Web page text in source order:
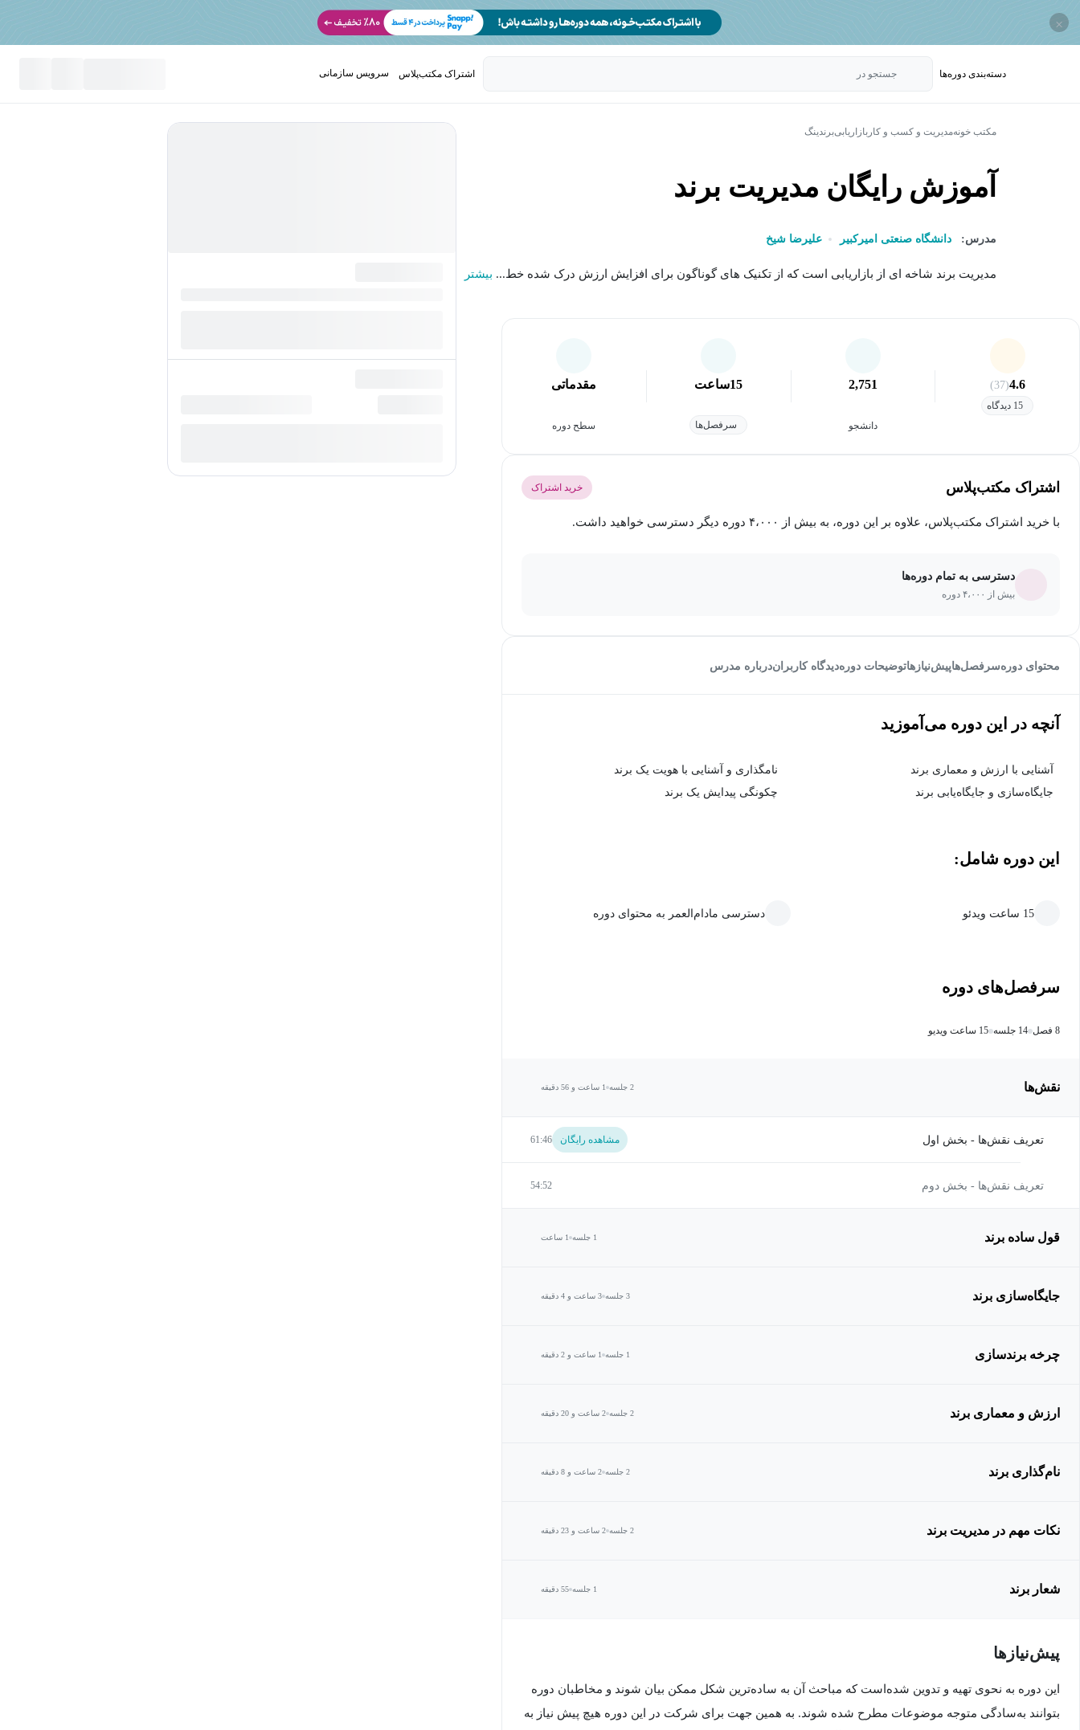
×
دسته‌بندی‌ دوره‌ها جستجو در اشتراک مکتب‌پلاس سرویس سازمانی
مکتب خونهمدیریت و کسب و کار بازاریابیبرندینگ
آموزش رایگان مدیریت برند
مدرس: دانشگاه صنعتی امیرکبیر علیرضا شیخ
مدیریت برند شاخه ای از بازاریابی است که از تکنیک های گوناگون برای افزایش ارزش درک شده خط... بیشتر
4.6
(37)
15 دیدگاه
2,751
دانشجو
15ساعت
سرفصل‌ها
مقدماتی
سطح دوره
اشتراک مکتب‌پلاس خرید اشتراک
با خرید اشتراک مکتب‌پلاس، علاوه بر این دوره، به بیش از ۴،۰۰۰ دوره دیگر دسترسی خواهید داشت.
دسترسی به تمام دوره‌ها
بیش از ۴،۰۰۰ دوره
محتوای دورهسرفصل‌هاپیش‌نیاز‌هاتوضیحات دورهدیدگاه کاربراندرباره مدرس
آنچه در این دوره می‌آموزید
آشنایی با ارزش و معماری برند
نامگذاری و آشنایی با هویت یک برند
جایگاه‌سازی و جایگاه‌یابی برند
چکونگی پیدایش یک برند
این دوره شامل:
15 ساعت ویدئو دسترسی مادام‌العمر به محتوای دوره
سرفصل‌های دوره
8 فصل 14 جلسه 15 ساعت ویدیو
نقش‌ها 2 جلسه 1 ساعت و 56 دقیقه
تعریف نقش‌ها - بخش اول مشاهده رایگان 61:46
تعریف نقش‌ها - بخش دوم 54:52
قول ساده برند 1 جلسه 1 ساعت
جایگاه‌سازی برند 3 جلسه 3 ساعت و 4 دقیقه
چرخه برندسازی 1 جلسه 1 ساعت و 2 دقیقه
ارزش و معماری برند 2 جلسه 2 ساعت و 20 دقیقه
نام‌گذاری برند 2 جلسه 2 ساعت و 8 دقیقه
نکات مهم در مدیریت برند 2 جلسه 2 ساعت و 23 دقیقه
شعار برند 1 جلسه 55 دقیقه
پیش‌نیاز‌ها
این دوره به نحوی تهیه و تدوین شده‌است که مباحث آن به ساده‌ترین شکل ممکن بیان شوند و مخاطبان دوره
بتوانند به‌سادگی متوجه موضوعات مطرح شده شوند. به همین جهت برای شرکت در این دوره هیچ پیش نیاز به